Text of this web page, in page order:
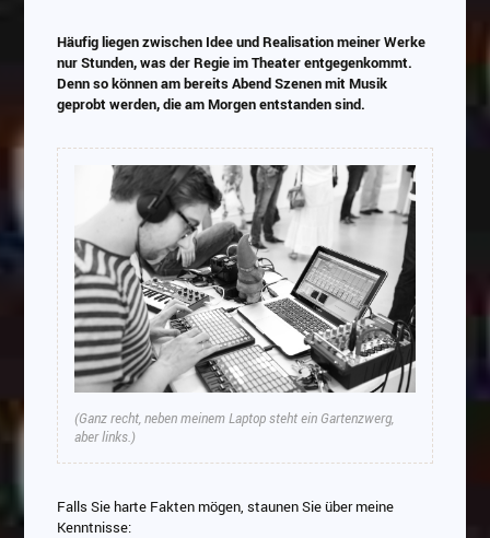
Häufig liegen zwischen Idee und Realisation meiner Werke
nur Stunden, was der Regie im Theater entgegenkommt.
Denn so können am bereits Abend Szenen mit Musik
geprobt werden, die am Morgen entstanden sind.
(Ganz recht, neben meinem Laptop steht ein Gartenzwerg,
aber links.)
Falls Sie harte Fakten mögen, staunen Sie über meine
Kenntnisse: